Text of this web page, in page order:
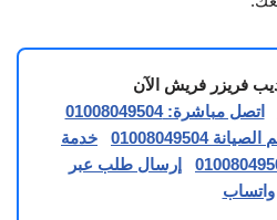
فريزر فريش الآن
اتصل مباشرة: 01008049504
01008049504
خدمة
إرسال طلب عبر
واتساب